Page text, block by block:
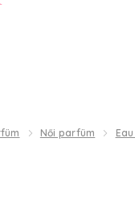
Női parfüm